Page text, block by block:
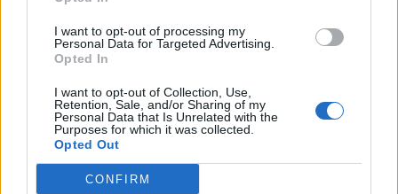
I want to opt-out of processing my
Personal Data for Targeted Advertising.
Opted In
I want to opt-out of Collection, Use,
Retention, Sale, and/or Sharing of my
Personal Data that Is Unrelated with the
Purposes for which it was collected.
Opted Out
CONFIRM